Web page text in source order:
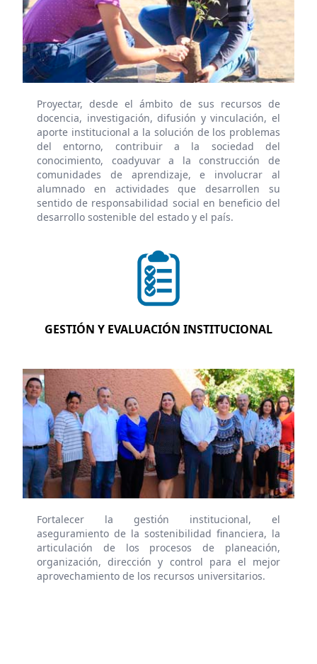
Proyectar, desde el ámbito de sus recursos de
docencia, investigación, difusión y vinculación, el
aporte institucional a la solución de los problemas
del entorno, contribuir a la sociedad del
conocimiento, coadyuvar a la construcción de
comunidades de aprendizaje, e involucrar al
alumnado en actividades que desarrollen su
sentido de responsabilidad social en beneficio del
desarrollo sostenible del estado y el país.
GESTIÓN Y EVALUACIÓN INSTITUCIONAL
Fortalecer la gestión institucional, el
aseguramiento de la sostenibilidad financiera, la
articulación de los procesos de planeación,
organización, dirección y control para el mejor
aprovechamiento de los recursos universitarios.